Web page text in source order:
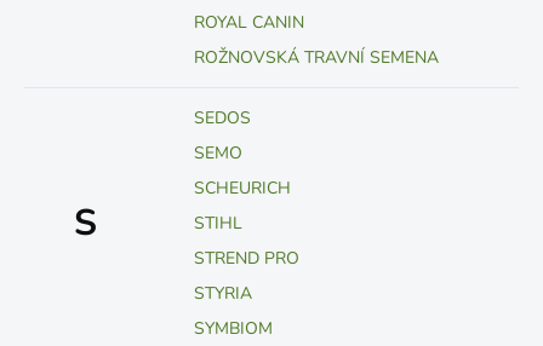
ROYAL CANIN
ROŽNOVSKÁ TRAVNÍ SEMENA
S
SEDOS
SEMO
SCHEURICH
STIHL
STREND PRO
STYRIA
SYMBIOM